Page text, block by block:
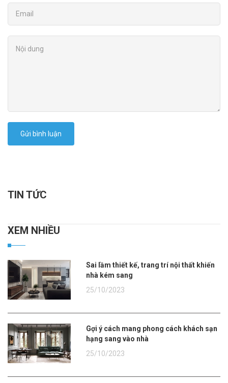
Gửi bình luận
TIN TỨC
XEM NHIỀU
Sai lầm thiết kế, trang trí nội thất khiến
nhà kém sang
25/10/2023
Gợi ý cách mang phong cách khách sạn
hạng sang vào nhà
25/10/2023